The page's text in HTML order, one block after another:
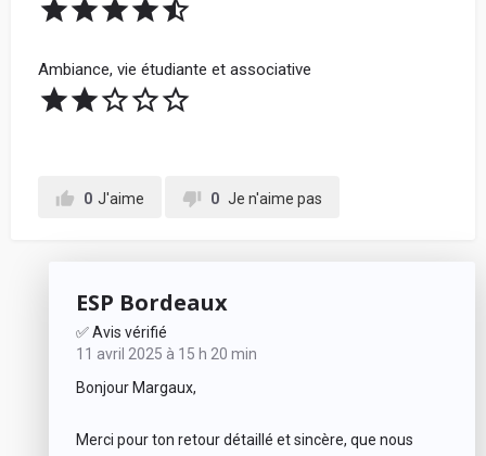
Ambiance, vie étudiante et associative
0 J'aime 0 Je n'aime pas
ESP Bordeaux
✅ Avis vérifié
11 avril 2025 à 15 h 20 min
Bonjour Margaux,
Merci pour ton retour détaillé et sincère, que nous